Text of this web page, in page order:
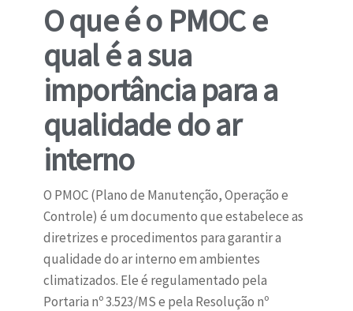
O que é o PMOC e
qual é a sua
importância para a
qualidade do ar
interno
O PMOC (Plano de Manutenção, Operação e
Controle) é um documento que estabelece as
diretrizes e procedimentos para garantir a
qualidade do ar interno em ambientes
climatizados. Ele é regulamentado pela
Portaria nº 3.523/MS e pela Resolução nº